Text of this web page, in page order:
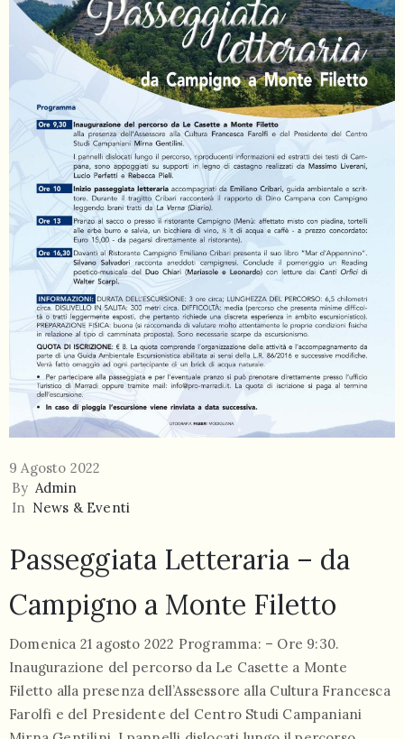
centrocampana@tiscali.it
9 Agosto 2022
By Admin
In News & Eventi
Passeggiata Letteraria – da
Campigno a Monte Filetto
Domenica 21 agosto 2022 Programma: – Ore 9:30.
Inaugurazione del percorso da Le Casette a Monte
Filetto alla presenza dell’Assessore alla Cultura Francesca
Farolfi e del Presidente del Centro Studi Campaniani